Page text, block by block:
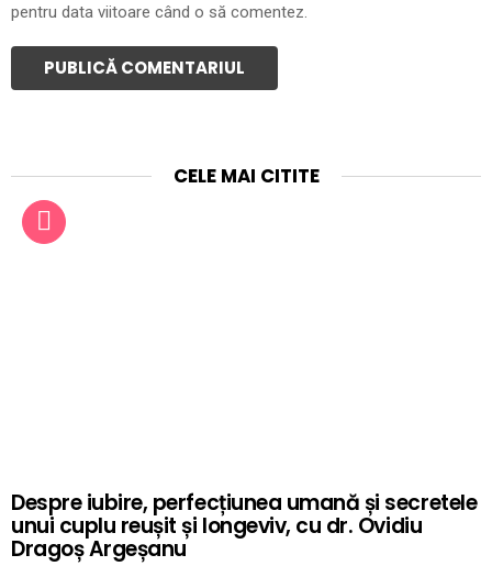
pentru data viitoare când o să comentez.
CELE MAI CITITE
Despre iubire, perfecțiunea umană și secretele
unui cuplu reușit și longeviv, cu dr. Ovidiu
Dragoș Argeșanu